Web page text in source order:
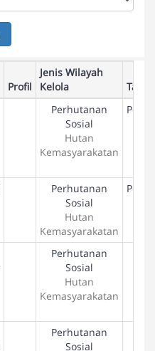
Profil
Jenis Wilayah
Kelola
Perhutanan
Sosial
Hutan
Kemasyarakatan
Perhutanan
Sosial
Hutan
Kemasyarakatan
Perhutanan
Sosial
Hutan
Kemasyarakatan
Perhutanan
Sosial